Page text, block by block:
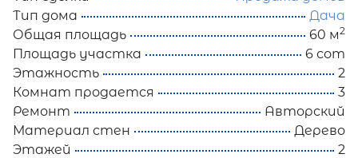
Тип дома
Дача
Общая площадь
60 м2
Площадь участка
6 сот
Этажность
2
Комнат продается
3
Ремонт
Авторский
Материал стен
Дерево
Этажей
2